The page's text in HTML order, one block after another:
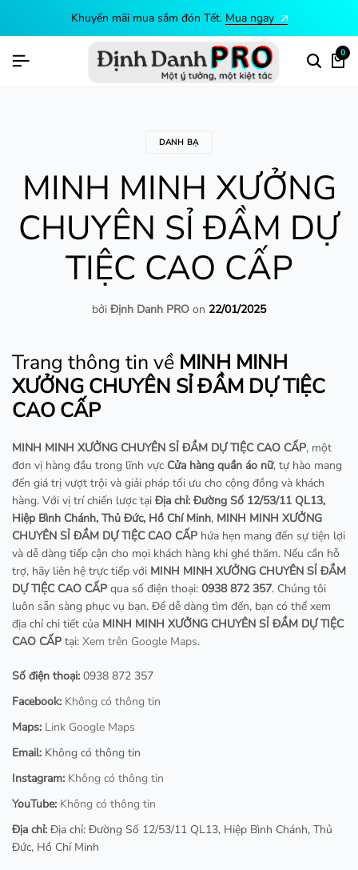
Khuyến mãi mua sắm đón Tết. Mua ngay
0
DANH BẠ
MINH MINH XƯỞNG
CHUYÊN SỈ ĐẦM DỰ
TIỆC CAO CẤP
bởi Định Danh PRO on 22/01/2025
Trang thông tin về MINH MINH
XƯỞNG CHUYÊN SỈ ĐẦM DỰ TIỆC
CAO CẤP
MINH MINH XƯỞNG CHUYÊN SỈ ĐẦM DỰ TIỆC CAO CẤP, một
đơn vị hàng đầu trong lĩnh vực Cửa hàng quần áo nữ, tự hào mang
đến giá trị vượt trội và giải pháp tối ưu cho cộng đồng và khách
hàng. Với vị trí chiến lược tại Địa chỉ: Đường Số 12/53/11 QL13,
Hiệp Bình Chánh, Thủ Đức, Hồ Chí Minh, MINH MINH XƯỞNG
CHUYÊN SỈ ĐẦM DỰ TIỆC CAO CẤP hứa hẹn mang đến sự tiện lợi
và dễ dàng tiếp cận cho mọi khách hàng khi ghé thăm. Nếu cần hỗ
trợ, hãy liên hệ trực tiếp với MINH MINH XƯỞNG CHUYÊN SỈ ĐẦM
DỰ TIỆC CAO CẤP qua số điện thoại: 0938 872 357. Chúng tôi
luôn sẵn sàng phục vụ bạn. Để dễ dàng tìm đến, bạn có thể xem
địa chỉ chi tiết của MINH MINH XƯỞNG CHUYÊN SỈ ĐẦM DỰ TIỆC
CAO CẤP tại: Xem trên Google Maps.
Số điện thoại: 0938 872 357
Facebook: Không có thông tin
Maps: Link Google Maps
Email: Không có thông tin
Instagram: Không có thông tin
YouTube: Không có thông tin
Địa chỉ: Địa chỉ: Đường Số 12/53/11 QL13, Hiệp Bình Chánh, Thủ
Đức, Hồ Chí Minh